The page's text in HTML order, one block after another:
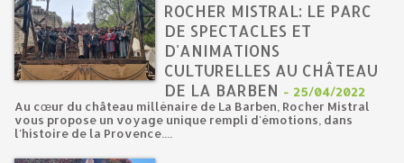
ROCHER MISTRAL: LE PARC
DE SPECTACLES ET
D'ANIMATIONS
CULTURELLES AU CHÂTEAU
DE LA BARBEN - 25/04/2022
Au cœur du château millénaire de La Barben, Rocher Mistral
vous propose un voyage unique rempli d'émotions, dans
l'histoire de la Provence....